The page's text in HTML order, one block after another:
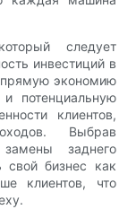
следует
инвестиций в
прямую экономию
потенциальную
клиентов,
Выбрав
заднего
свой бизнес как
клиентов, что